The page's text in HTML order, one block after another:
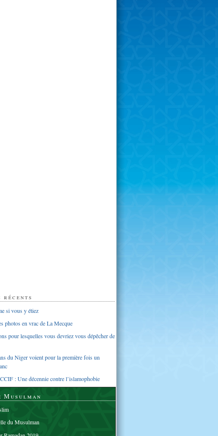
si vous y étiez
photos en vrac de La Mecque
pour lesquelles vous devriez vous dépêcher de
du Niger voient pour la première fois un
: Une décennie contre l’islamophobie
Musulman
du Musulman